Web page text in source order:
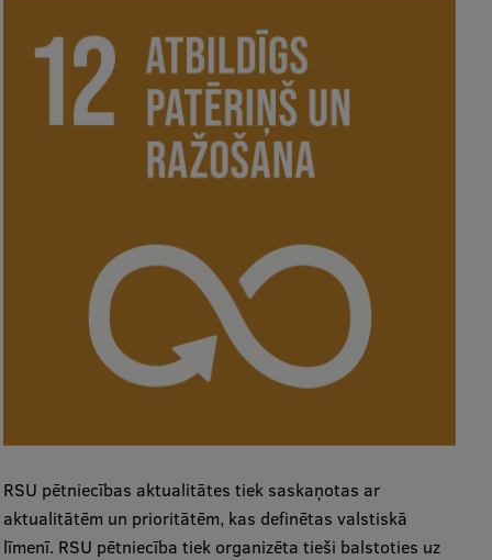
RSU pētniecības aktualitātes tiek saskaņotas ar
aktualitātēm un prioritātēm, kas definētas valstiskā
līmenī. RSU pētniecība tiek organizēta tieši balstoties uz